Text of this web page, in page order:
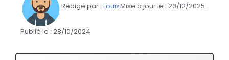
Rédigé par : LouisMise à jour le : 20/12/2025
Publié le : 28/10/2024